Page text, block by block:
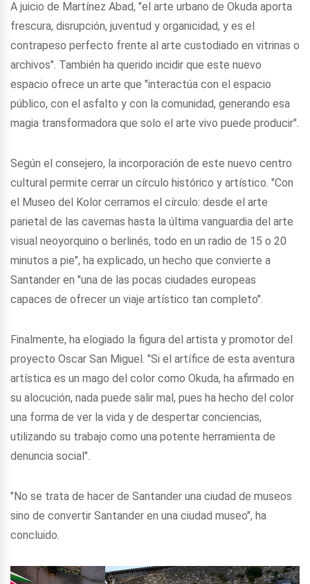
A juicio de Martínez Abad, "el arte urbano de Okuda aporta
frescura, disrupción, juventud y organicidad, y es el
contrapeso perfecto frente al arte custodiado en vitrinas o
archivos". También ha querido incidir que este nuevo
espacio ofrece un arte que "interactúa con el espacio
público, con el asfalto y con la comunidad, generando esa
magia transformadora que solo el arte vivo puede producir".
Según el consejero, la incorporación de este nuevo centro
cultural permite cerrar un círculo histórico y artístico. "Con
el Museo del Kolor cerramos el círculo: desde el arte
parietal de las cavernas hasta la última vanguardia del arte
visual neoyorquino o berlinés, todo en un radio de 15 o 20
minutos a pie", ha explicado, un hecho que convierte a
Santander en "una de las pocas ciudades europeas
capaces de ofrecer un viaje artístico tan completo".
Finalmente, ha elogiado la figura del artista y promotor del
proyecto Oscar San Miguel. "Si el artífice de esta aventura
artística es un mago del color como Okuda, ha afirmado en
su alocución, nada puede salir mal, pues ha hecho del color
una forma de ver la vida y de despertar conciencias,
utilizando su trabajo como una potente herramienta de
denuncia social".
"No se trata de hacer de Santander una ciudad de museos
sino de convertir Santander en una ciudad museo", ha
concluido.